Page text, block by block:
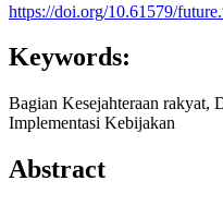
https://doi.org/10.61579/
Keywords:
Bagian Kesejahteraan rakyat,
Implementasi Kebijakan
Abstract